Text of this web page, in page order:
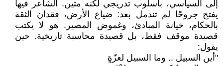
إلى السياسي، بأسلوب تدريجي لكنه متين. الشاعر فيها
يفتح جروحًا لم تندمل بعد: ضياع الأرض، فقدان الثقة
بالحكام، خيانة المبادئ، وغموض المصير. هو لا يكتب
قصيدة موقف فقط، بل قصيدة محاسبة تاريخية. حين
يقول:
"أين السبيل .. وما السبيل لعزّةٍ